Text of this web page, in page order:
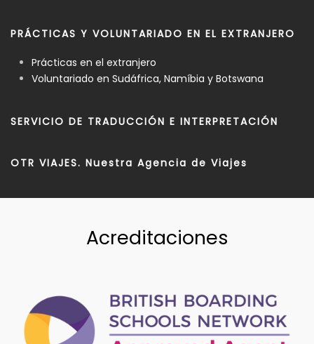
PRÁCTICAS Y VOLUNTARIADO EN EL EXTRANJERO
Prácticas en el extranjero
Voluntariado en Sudáfrica, Namíbia y Botswana
SERVICIO DE TRADUCCIÓN E INTERPRETACIÓN
OTR VIAJES. Nuestra Agencia de Viajes
Acreditaciones